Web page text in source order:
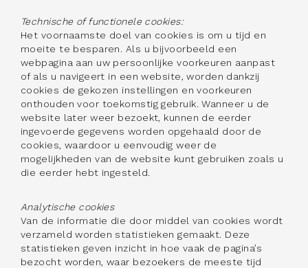
Technische of functionele cookies:
Het voornaamste doel van cookies is om u tijd en
moeite te besparen. Als u bijvoorbeeld een
webpagina aan uw persoonlijke voorkeuren aanpast
of als u navigeert in een website, worden dankzij
cookies de gekozen instellingen en voorkeuren
onthouden voor toekomstig gebruik. Wanneer u de
website later weer bezoekt, kunnen de eerder
ingevoerde gegevens worden opgehaald door de
cookies, waardoor u eenvoudig weer de
mogelijkheden van de website kunt gebruiken zoals u
die eerder hebt ingesteld.
Analytische cookies
Van de informatie die door middel van cookies wordt
verzameld worden statistieken gemaakt. Deze
statistieken geven inzicht in hoe vaak de pagina’s
bezocht worden, waar bezoekers de meeste tijd